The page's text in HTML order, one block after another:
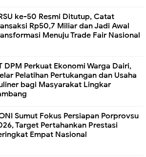
ke-50 Resmi Ditutup, Catat
Rp50,7 Miliar dan Jadi Awal
Menuju Trade Fair Nasional
DPM Perkuat Ekonomi Warga Dairi,
Pelatihan Pertukangan dan Usaha
bagi Masyarakat Lingkar
Sumut Fokus Persiapan Porprovsu
Target Pertahankan Prestasi
Empat Nasional